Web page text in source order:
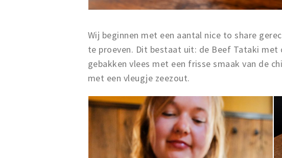
Wij beginnen met een aantal nice to share
te proeven. Dit bestaat uit: de Beef Tataki
gebakken vlees met een frisse smaak van de
met een vleugje zeezout.